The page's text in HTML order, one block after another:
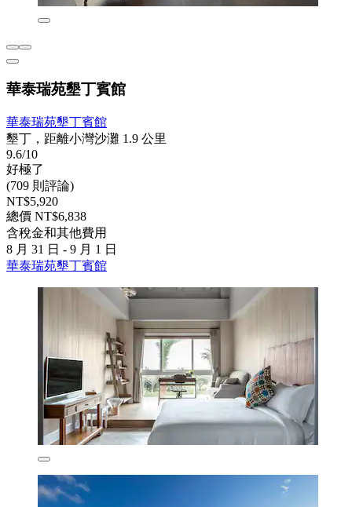
華泰瑞苑墾丁賓館
華泰瑞苑墾丁賓館
墾丁，距離小灣沙灘 1.9 公里
9.6/10
好極了
(709 則評論)
NT$5,920
總價 NT$6,838
含稅金和其他費用
8 月 31 日 - 9 月 1 日
華泰瑞苑墾丁賓館